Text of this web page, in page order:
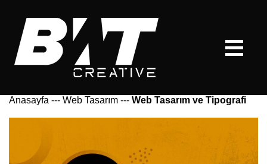
Anasayfa --- Web Tasarım --- Web Tasarım ve Tipografi